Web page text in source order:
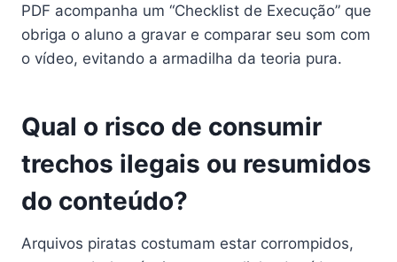
PDF acompanha um “Checklist de Execução” que
obriga o aluno a gravar e comparar seu som com
o vídeo, evitando a armadilha da teoria pura.
Qual o risco de consumir
trechos ilegais ou resumidos
do conteúdo?
Arquivos piratas costumam estar corrompidos,